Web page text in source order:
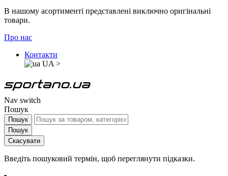
В нашому асортименті представлені виключно оригінальні
товари.
Про нас
Контакти
UA >
Nav switch
Пошук
Пошук
Пошук
Скасувати
Введіть пошуковий термін, щоб переглянути підказки.